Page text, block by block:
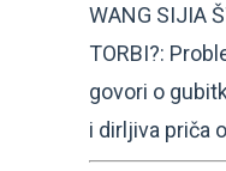
WANG SIJIA
TORBI?:
govori o
i dirljiva priča